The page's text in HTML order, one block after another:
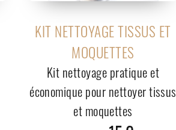
KIT NETTOYAGE TISSUS ET
MOQUETTES
Kit nettoyage pratique et
économique pour nettoyer tissus
et moquettes